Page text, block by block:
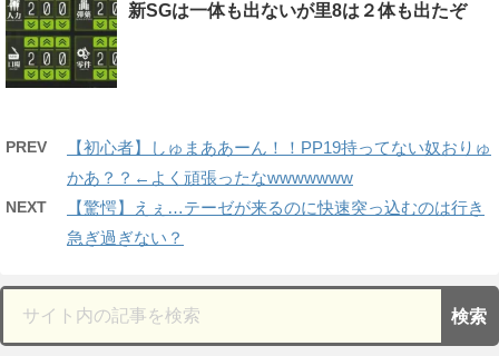
新SGは一体も出ないが里8は２体も出たぞ
PREV
【初心者】しゅまああーん！！PP19持ってない奴おりゅ
かあ？？←よく頑張ったなwwwwwww
NEXT
【驚愕】えぇ…テーゼが来るのに快速突っ込むのは行き
急ぎ過ぎない？